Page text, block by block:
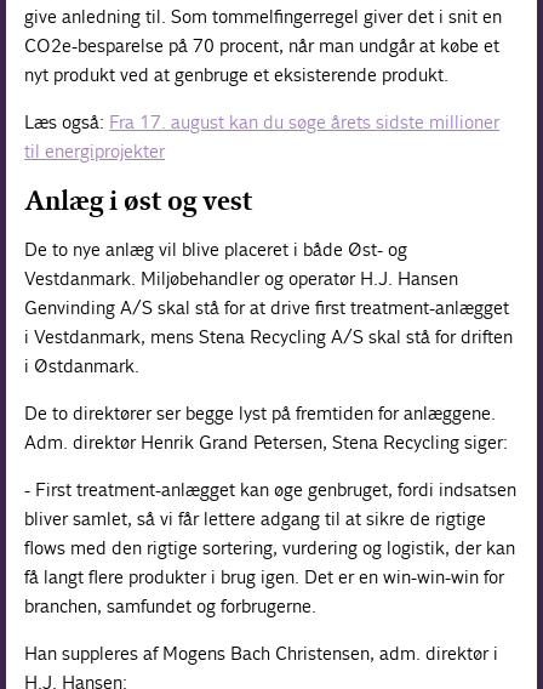
give anledning til. Som tommelfingerregel giver det i snit en
CO2e-besparelse på 70 procent, når man undgår at købe et
nyt produkt ved at genbruge et eksisterende produkt.
Læs også: Fra 17. august kan du søge årets sidste millioner
til energiprojekter
Anlæg i øst og vest
De to nye anlæg vil blive placeret i både Øst- og
Vestdanmark. Miljøbehandler og operatør H.J. Hansen
Genvinding A/S skal stå for at drive first treatment-anlægget
i Vestdanmark, mens Stena Recycling A/S skal stå for driften
i Østdanmark.
De to direktører ser begge lyst på fremtiden for anlæggene.
Adm. direktør Henrik Grand Petersen, Stena Recycling siger:
- First treatment-anlægget kan øge genbruget, fordi indsatsen
bliver samlet, så vi får lettere adgang til at sikre de rigtige
flows med den rigtige sortering, vurdering og logistik, der kan
få langt flere produkter i brug igen. Det er en win-win-win for
branchen, samfundet og forbrugerne.
Han suppleres af Mogens Bach Christensen, adm. direktør i
H.J. Hansen: